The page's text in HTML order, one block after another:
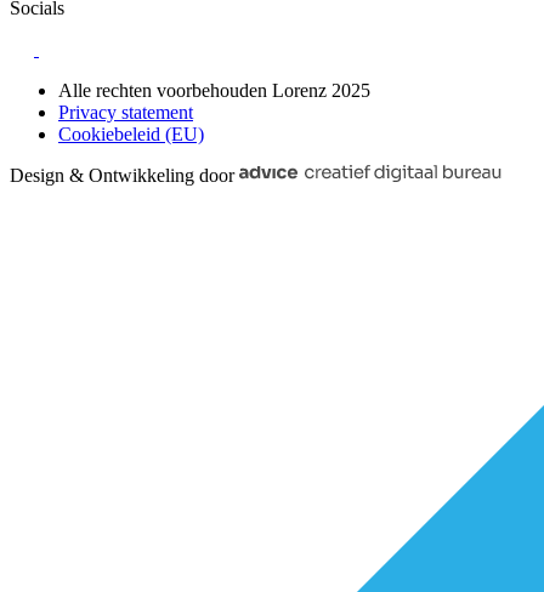
Socials
Alle rechten voorbehouden Lorenz 2025
Privacy statement
Cookiebeleid (EU)
Design & Ontwikkeling door